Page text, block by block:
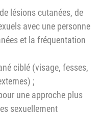
lésions cutanées, de
avec une personne
et la fréquentation
ciblé (visage, fesses,
;
une approche plus
sexuellement